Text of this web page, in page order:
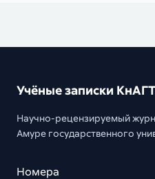
Учёные записки
Научно-рецензируемый
Амуре государственного
Номера